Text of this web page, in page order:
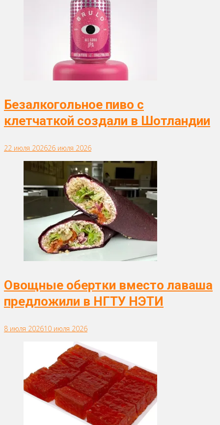
Безалкогольное пиво с
клетчаткой создали в Шотландии
22 июля 202626 июля 2026
Овощные обертки вместо лаваша
предложили в НГТУ НЭТИ
8 июля 202610 июля 2026